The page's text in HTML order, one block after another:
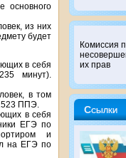
основного
из них
будет
в себя
минут).
в том
ППЭ.
в себя
ЕГЭ по
и
на ЕГЭ по
Комиссия
их прав
Ссылки